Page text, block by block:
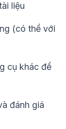
liệu
(có thể với
cụ khác để
đánh giá